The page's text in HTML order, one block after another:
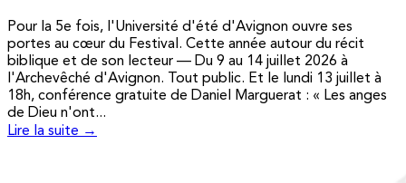
Pour la 5e fois, l'Université d'été d'Avignon ouvre ses
portes au cœur du Festival. Cette année autour du récit
biblique et de son lecteur — Du 9 au 14 juillet 2026 à
l'Archevêché d'Avignon. Tout public. Et le lundi 13 juillet à
18h, conférence gratuite de Daniel Marguerat : « Les anges
de Dieu n'ont...
Lire la suite →